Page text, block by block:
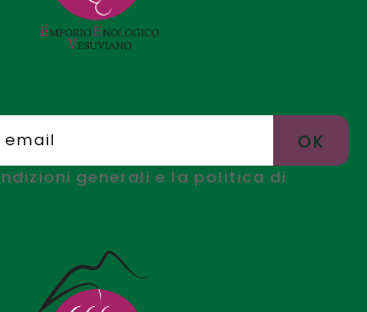
generali e la politica di